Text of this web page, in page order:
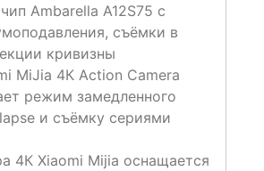
Ambarella A12S75 с
съёмки в
кривизны
MiJia 4К Action Camera
режим замедленного
и съёмку сериями
4К Xiaomi Mijia оснащается